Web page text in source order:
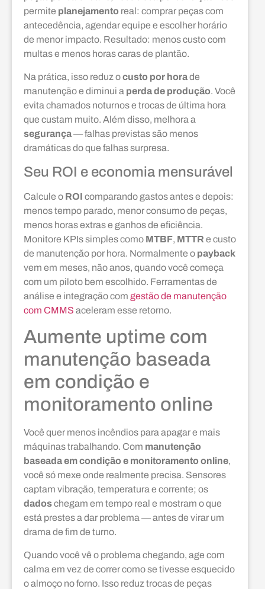
permite planejamento real: comprar peças com
antecedência, agendar equipe e escolher horário
de menor impacto. Resultado: menos custo com
multas e menos horas caras de plantão.
Na prática, isso reduz ocusto por horade
manutenção e diminui a perda de produção. Você
evita chamados noturnos e trocas de última hora
que custam muito. Além disso, melhora a
segurança— falhas previstas são menos
dramáticas do que falhas surpresa.
Seu ROI e economia mensurável
Calcule o ROI comparando gastos antes e depois:
menos tempo parado, menor consumo de peças,
menos horas extras e ganhos de eficiência.
Monitore KPIs simples como MTBF, MTTR e custo
de manutenção por hora. Normalmente o payback
vem em meses, não anos, quando você começa
com um piloto bem escolhido. Ferramentas de
análise e integração com gestão de manutenção
com CMMS aceleram esse retorno.
Aumente uptime com
manutenção baseada
em condição e
monitoramento online
Você quer menos incêndios para apagar e mais
máquinas trabalhando. Com manutenção
baseada em condição e monitoramento online,
você só mexe onde realmente precisa. Sensores
captam vibração, temperatura e corrente; os
dadoschegam em tempo real e mostram o que
está prestes a dar problema — antes de virar um
drama de fim de turno.
Quando você vê o problema chegando, age com
calma em vez de correr como se tivesse esquecido
o almoço no forno. Isso reduz trocas de peças